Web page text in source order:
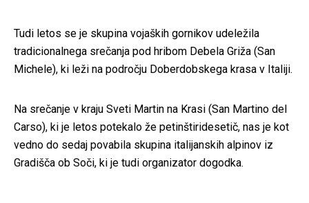
Tudi letos se je skupina vojaških gornikov udeležila
tradicionalnega srečanja pod hribom Debela Griža (San
Michele), ki leži na področju Doberdobskega krasa v Italiji.
Na srečanje v kraju Sveti Martin na Krasi (San Martino del
Carso), ki je letos potekalo že petinštiridesetič, nas je kot
vedno do sedaj povabila skupina italijanskih alpinov iz
Gradišča ob Soči, ki je tudi organizator dogodka.